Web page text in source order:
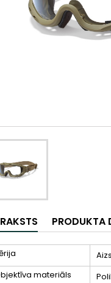
PRODUKTA
materiāls